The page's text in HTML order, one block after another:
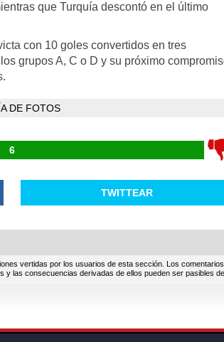
que Turquía descontó en el último
con 10 goles convertidos en tres
grupos A, C o D y su próximo
DE FOTOS
6 0
TWITTEAR
vertidas por los usuarios de esta sección. Los comentarios
y las consecuencias derivadas de ellos pueden ser pasibles de